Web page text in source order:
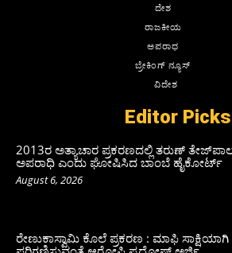
ದೇಶ
ರಾಜಕೀಯ
ಅಪರಾಧ
ಬ್ರೇಕಿಂಗ್ ನ್ಯೂಸ್
ವಿದೇಶ
Editor Picks
2013ರ ಅತ್ಯಾಚಾರ ಪ್ರಕರಣದಲ್ಲಿ ತರುಣ್
ಅಪರಾಧಿ ಎಂದು ಘೋಷಿಸಿದ ಬಾಂಬೆ ಹೈಕೋರ್ಟ್
August 6, 2026
ರೇಣುಕಾಸ್ವಾಮಿ ಕೊಲೆ ಪ್ರಕರಣ : ಮಾಫಿ ಸಾಕ್ಷಿಯಾಗಿ